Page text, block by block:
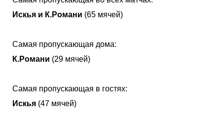
Искья и К.Романи (65 мячей)
Самая пропускающая дома:
К.Романи (29 мячей)
Самая пропускающая в гостях:
Искья (47 мячей)